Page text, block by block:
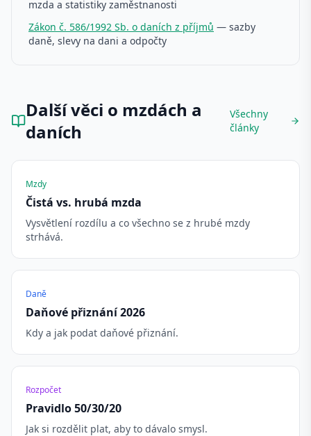
mzda a statistiky zaměstnanosti
Zákon č. 586/1992 Sb. o daních z příjmů — sazby
daně, slevy na dani a odpočty
Další věci o mzdách a
daních
Všechny
články
Mzdy
Čistá vs. hrubá mzda
Vysvětlení rozdílu a co všechno se z hrubé mzdy
strhává.
Daně
Daňové přiznání 2026
Kdy a jak podat daňové přiznání.
Rozpočet
Pravidlo 50/30/20
Jak si rozdělit plat, aby to dávalo smysl.